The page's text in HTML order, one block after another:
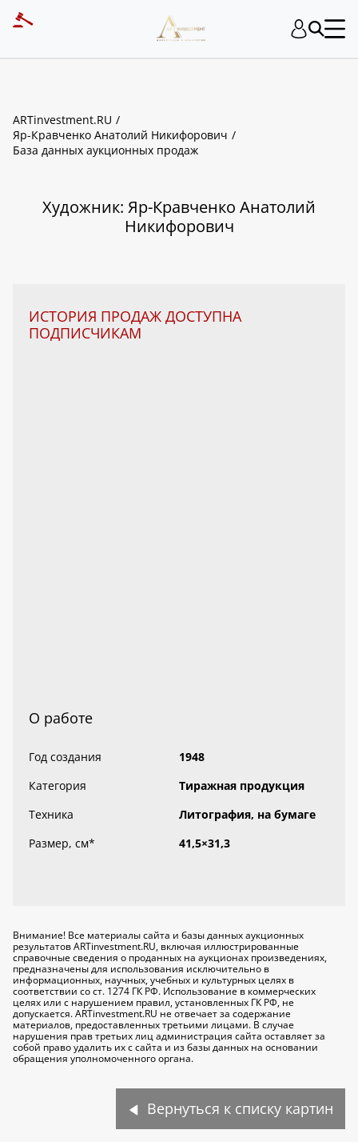
ARTinvestment.RU
Яр-Кравченко Анатолий Никифорович
База данных аукционных продаж
Художник: Яр-Кравченко Анатолий
Никифорович
ИСТОРИЯ ПРОДАЖ ДОСТУПНА
ПОДПИСЧИКАМ
О работе
Год создания
1948
Категория
Тиражная продукция
Техника
Литография, на бумаге
Размер, см* 41,5×31,3
Внимание! Все материалы сайта и базы данных аукционных
результатов ARTinvestment.RU, включая иллюстрированные
справочные сведения о проданных на аукционах произведениях,
предназначены для использования исключительно в
информационных, научных, учебных и культурных целях в
соответствии со ст. 1274 ГК РФ. Использование в коммерческих
целях или с нарушением правил, установленных ГК РФ, не
допускается. ARTinvestment.RU не отвечает за содержание
материалов, предоставленных третьими лицами. В случае
нарушения прав третьих лиц администрация сайта оставляет за
собой право удалить их с сайта и из базы данных на основании
обращения уполномоченного органа.
Вернуться к списку картин